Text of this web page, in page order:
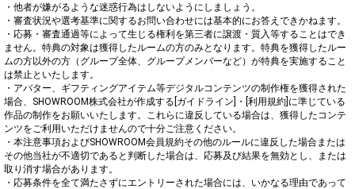
・他者が嫌がるような迷惑行為はしないようにしましょう。
・審査状況や選考基準に関するお問い合わせには基本的にお答えできかねます。
・応募・審査通過等によって生じる権利を第三者に譲渡・質入等することはでき
ません。特典の対象は獲得したルームの方のみとなります。特典を獲得したルー
ムの方以外の方（グループ全体、グループメンバーなど）が特典を実施すること
は禁止といたします。
・アバター、ギフティングアイテム等デジタルコンテンツの制作権を獲得された
場合、SHOWROOM株式会社が作成する[ガイドライン]・[利用規約]に準じている
作品の制作をお願いいたします。これらに違反している場合は、獲得したコンテ
ンツをご利用いただけませんので十分ご注意ください。
・本注意事項およびSHOWROOM会員規約その他のルールに違反した場合または
その他当社が不適切であると判断した場合は、応募及び結果を無効とし、または
取り消す場合があります。
・応募条件を全て満たさずにエントリーされた場合には、いかなる理由であって